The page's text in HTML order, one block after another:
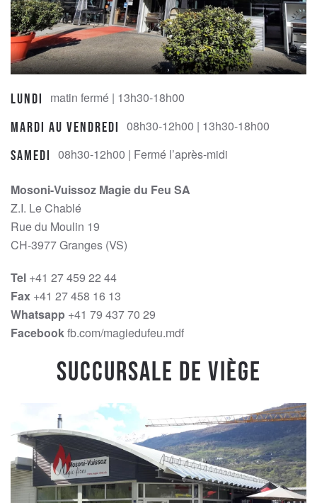
Lundi matin fermé | 13h30-18h00
Mardi au Vendredi 08h30-12h00 | 13h30-18h00
Samedi 08h30-12h00 | Fermé l’après-midi
Mosoni-Vuissoz Magie du Feu SA
Z.I. Le Chablé
Rue du Moulin 19
CH-3977 Granges (VS)
Tel +41 27 459 22 44
Fax +41 27 458 16 13
Whatsapp +41 79 437 70 29
Facebookfb.com/magiedufeu.mdf
Succursale de Viège